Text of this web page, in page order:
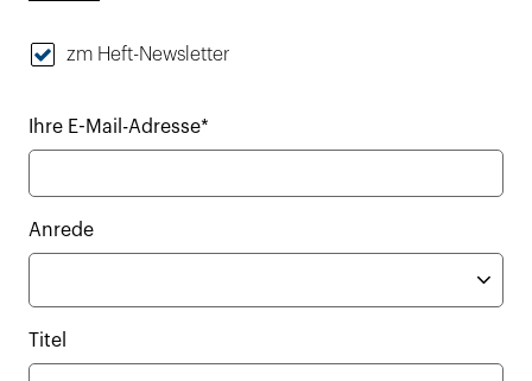
zm Heft-Newsletter
Ihre E-Mail-Adresse*
Anrede
Titel